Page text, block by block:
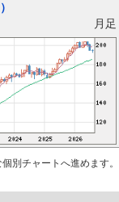
月足
別チャートへ進めます。